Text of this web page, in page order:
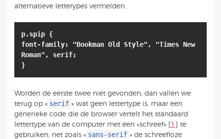
alternatieve letterypes vermelden:
p.spip {
font-family: "Bookman Old Style", "Times New
Roman", serif;
}
Worden de eerste twee niet gevonden, dan vallen we
terug op « serif » wat geen lettertype is, maar een
generieke code die de browser vertelt het standaard
lettertype van de computer met een «schreef»[1 ] te
gebruiken; net zoals « sans-serif » de schreefloze